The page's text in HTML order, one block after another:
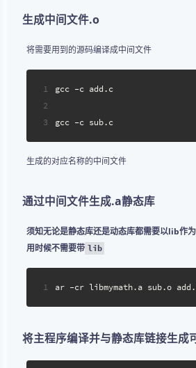
生成中间文件.o
将需要用到的源码编译成中间文件
1
2
3
gcc -c add.c
gcc -c sub.c
生成的对应名称的中间文件
通过中间文件生成.a静态库
须知无论是静态库还是动态库都需要以lib作
用时候不需要带 lib
1 ar -cr libmymath.a sub.o
将主程序编译并与静态库链接生成